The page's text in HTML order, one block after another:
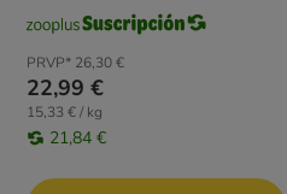
PRVP* 26,30 €
22,99 €
15,33 € / kg
21,84 €